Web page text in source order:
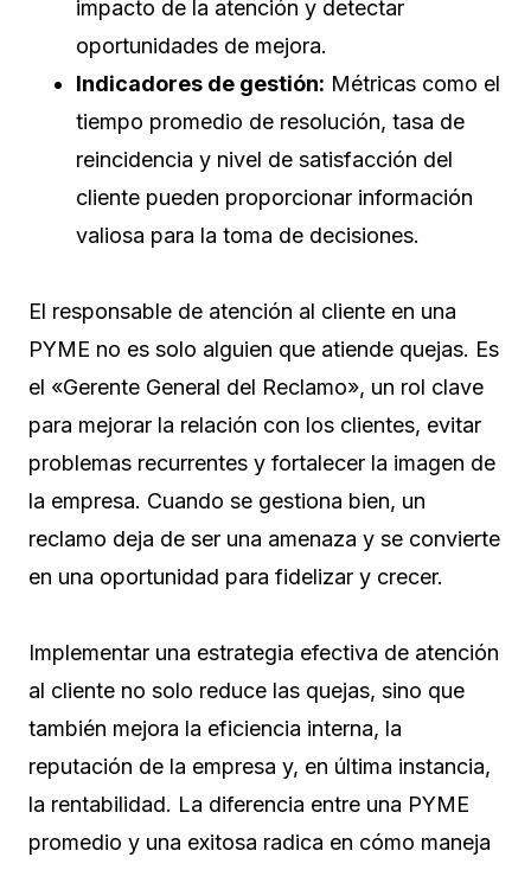
impacto de la atención y detectar
oportunidades de mejora.
Indicadores de gestión: Métricas como el
tiempo promedio de resolución, tasa de
reincidencia y nivel de satisfacción del
cliente pueden proporcionar información
valiosa para la toma de decisiones.
El responsable de atención al cliente en una
PYME no es solo alguien que atiende quejas. Es
el «Gerente General del Reclamo», un rol clave
para mejorar la relación con los clientes, evitar
problemas recurrentes y fortalecer la imagen de
la empresa. Cuando se gestiona bien, un
reclamo deja de ser una amenaza y se convierte
en una oportunidad para fidelizar y crecer.
Implementar una estrategia efectiva de atención
al cliente no solo reduce las quejas, sino que
también mejora la eficiencia interna, la
reputación de la empresa y, en última instancia,
la rentabilidad. La diferencia entre una PYME
promedio y una exitosa radica en cómo maneja